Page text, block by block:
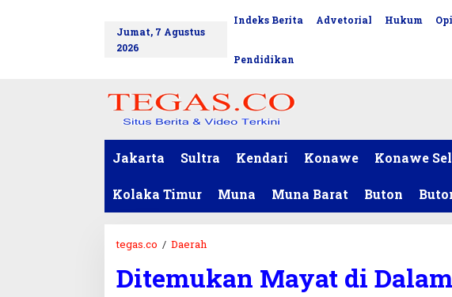
Jumat, 7 Agustus
2026
Indeks Berita Advetorial Hukum
Pendidikan
Jakarta Sultra Kendari Konawe Konawe
Kolaka Timur Muna Muna Barat Buton
tegas.co / Daerah
t
e
Ditemukan Mayat di